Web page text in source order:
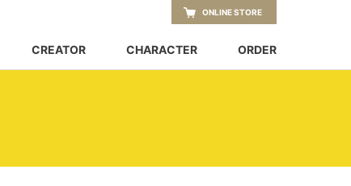
CREATOR CHARACTER ORDER
ONLINE STORE